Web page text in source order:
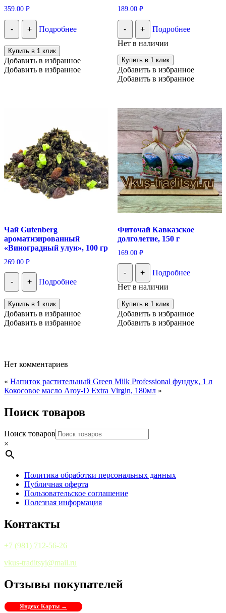
359.00 ₽
- + Подробнее
Купить в 1 клик
Добавить в избранное
Добавить в избранное
189.00 ₽
- +
Подробнее
Нет в наличии
Купить в 1 клик
Добавить в избранное
Добавить в избранное
Чай Gutenberg
ароматизированный
«Виноградный улун», 100 гр
269.00 ₽
- + Подробнее
Купить в 1 клик
Добавить в избранное
Добавить в избранное
Фиточай Кавказское
долголетие, 150 г
169.00 ₽
- +
Подробнее
Нет в наличии
Купить в 1 клик
Добавить в избранное
Добавить в избранное
Нет комментариев
« Напиток растительный Green Milk Professional фундук, 1 л
Кокосовое масло Aroy-D Extra Virgin, 180мл »
Поиск товаров
Поиск товаров
×
Политика обработки персональных данных
Публичная оферта
Пользовательское соглашение
Полезная информация
Контакты
+7 (981) 712-56-26
vkus-traditsyi@mail.ru
Отзывы покупателей
Яндекс Карты →